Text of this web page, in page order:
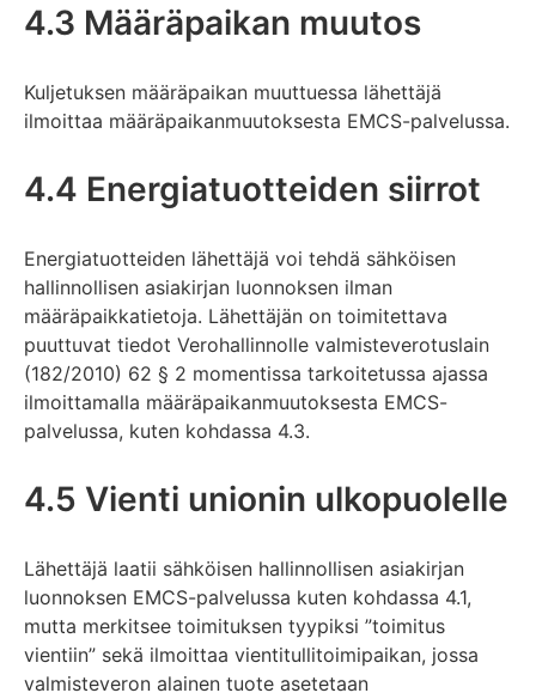
4.3 Määräpaikan muutos
Kuljetuksen määräpaikan muuttuessa lähettäjä
ilmoittaa määräpaikanmuutoksesta EMCS-palvelussa.
4.4 Energiatuotteiden siirrot
Energiatuotteiden lähettäjä voi tehdä sähköisen
hallinnollisen asiakirjan luonnoksen ilman
määräpaikkatietoja. Lähettäjän on toimitettava
puuttuvat tiedot Verohallinnolle valmisteverotuslain
(182/2010) 62 § 2 momentissa tarkoitetussa ajassa
ilmoittamalla määräpaikanmuutoksesta EMCS-
palvelussa, kuten kohdassa 4.3.
4.5 Vienti unionin ulkopuolelle
Lähettäjä laatii sähköisen hallinnollisen asiakirjan
luonnoksen EMCS-palvelussa kuten kohdassa 4.1,
mutta merkitsee toimituksen tyypiksi ”toimitus
vientiin” sekä ilmoittaa vientitullitoimipaikan, jossa
valmisteveron alainen tuote asetetaan